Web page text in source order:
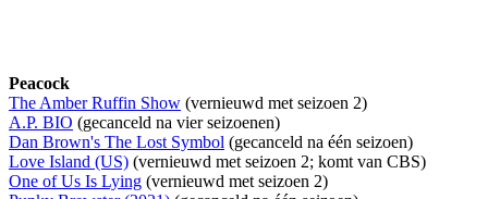
Peacock
The Amber Ruffin Show (vernieuwd met seizoen 2)
A.P. BIO (gecanceld na vier seizoenen)
Dan Brown's The Lost Symbol (gecanceld na één seizoen)
Love Island (US) (vernieuwd met seizoen 2; komt van CBS)
One of Us Is Lying (vernieuwd met seizoen 2)